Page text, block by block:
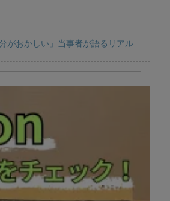
がおかしい」当事者が語るリアル